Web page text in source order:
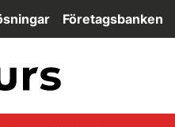
Företagsbanken